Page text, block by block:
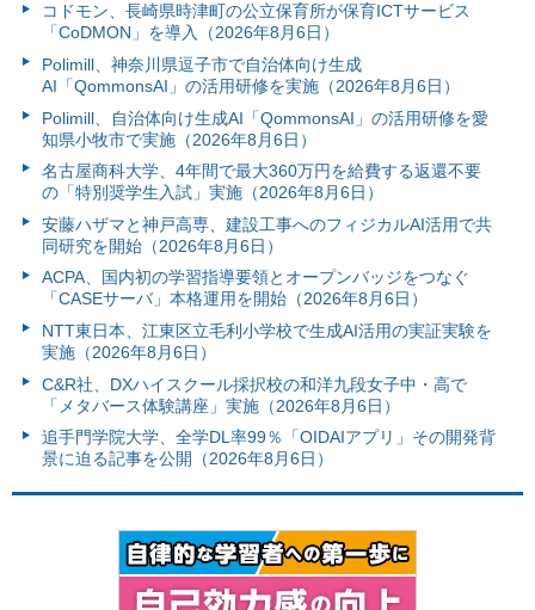
コドモン、長崎県時津町の公立保育所が保育ICTサービス
「CoDMON」を導入（2026年8月6日）
Polimill、神奈川県逗子市で自治体向け生成
AI「QommonsAI」の活用研修を実施（2026年8月6日）
Polimill、自治体向け生成AI「QommonsAI」の活用研修を愛
知県小牧市で実施（2026年8月6日）
名古屋商科大学、4年間で最大360万円を給費する返還不要
の「特別奨学生入試」実施（2026年8月6日）
安藤ハザマと神戸高専、建設工事へのフィジカルAI活用で共
同研究を開始（2026年8月6日）
ACPA、国内初の学習指導要領とオープンバッジをつなぐ
「CASEサーバ」本格運用を開始（2026年8月6日）
NTT東日本、江東区立毛利小学校で生成AI活用の実証実験を
実施（2026年8月6日）
C&R社、DXハイスクール採択校の和洋九段女子中・高で
「メタバース体験講座」実施（2026年8月6日）
追手門学院大学、全学DL率99％「OIDAIアプリ」その開発背
景に迫る記事を公開（2026年8月6日）